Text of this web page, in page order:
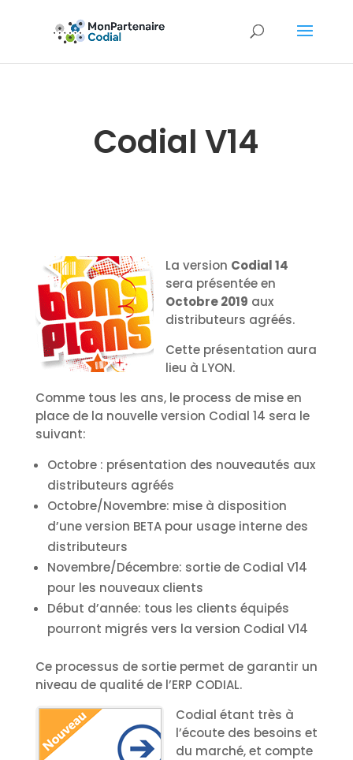
Codial V14
La version Codial 14
sera présentée en
Octobre 2019 aux
distributeurs agréés.
Cette présentation aura
lieu à LYON.
Comme tous les ans, le process de mise en
place de la nouvelle version Codial 14 sera le
suivant:
Octobre : présentation des nouveautés aux
distributeurs agréés
Octobre/Novembre: mise à disposition
d’une version BETA pour usage interne des
distributeurs
Novembre/Décembre: sortie de Codial V14
pour les nouveaux clients
Début d’année: tous les clients équipés
pourront migrés vers la version Codial V14
Ce processus de sortie permet de garantir un
niveau de qualité de l’ERP CODIAL.
Codial étant très à
l’écoute des besoins et
du marché, et compte